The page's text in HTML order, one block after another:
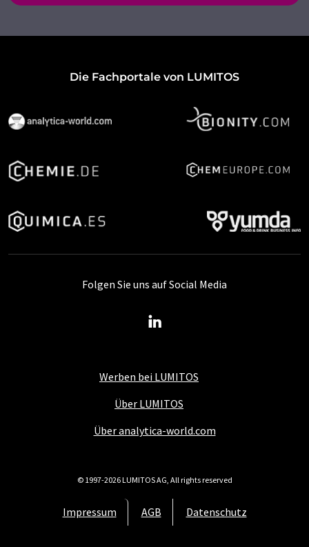
Die Fachportale von LUMITOS
Werben bei LUMITOS
Über LUMITOS
Über analytica-world.com
Impressum AGB Datenschutz
Folgen Sie uns auf Social Media
© 1997-2026 LUMITOS AG, All rights reserved